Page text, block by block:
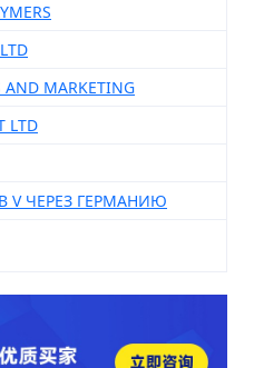
AND MARKETING
LTD
B V ЧЕРЕЗ ГЕРМАНИЮ